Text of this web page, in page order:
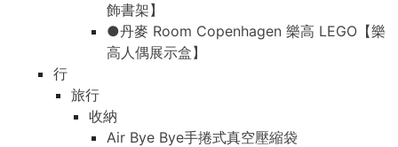
飾書架】
●丹麥 Room Copenhagen 樂高 LEGO【樂
高人偶展示盒】
行
旅行
收納
Air Bye Bye手捲式真空壓縮袋